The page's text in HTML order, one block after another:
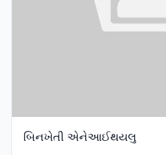
બિનખેતી એનેઆઈથયલુ